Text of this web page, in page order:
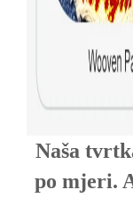
Naša
po mjeri.